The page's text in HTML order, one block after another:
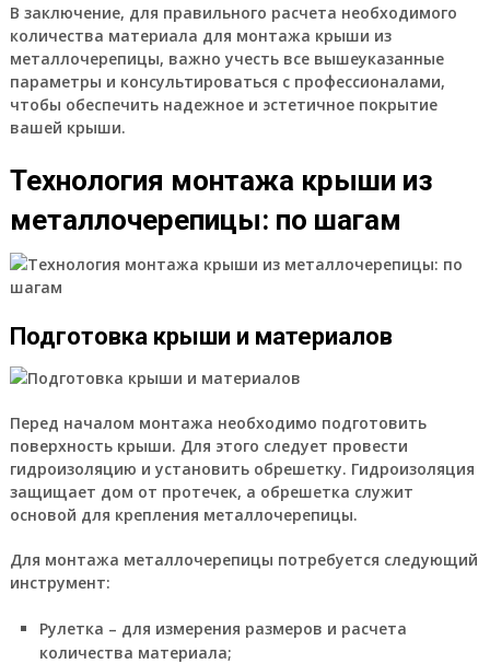
В заключение, для правильного расчета необходимого
количества материала для монтажа крыши из
металлочерепицы, важно учесть все вышеуказанные
параметры и консультироваться с профессионалами,
чтобы обеспечить надежное и эстетичное покрытие
вашей крыши.
Технология монтажа крыши из
металлочерепицы: по шагам
Подготовка крыши и материалов
Перед началом монтажа необходимо подготовить
поверхность крыши. Для этого следует провести
гидроизоляцию и установить обрешетку. Гидроизоляция
защищает дом от протечек, а обрешетка служит
основой для крепления металлочерепицы.
Для монтажа металлочерепицы потребуется следующий
инструмент:
Рулетка – для измерения размеров и расчета
количества материала;